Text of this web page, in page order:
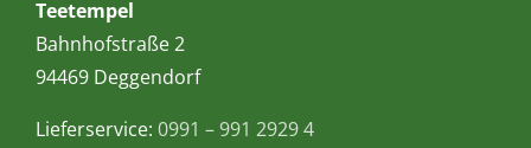
Teetempel
Bahnhofstraße 2
94469 Deggendorf
Lieferservice: 0991 – 991 2929 4